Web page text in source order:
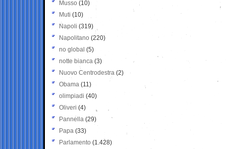
Musso (10)
Muti (10)
Napoli (319)
Napolitano (220)
no global (5)
notte bianca (3)
Nuovo Centrodestra (2)
Obama (11)
olimpiadi (40)
Oliveri (4)
Pannella (29)
Papa (33)
Parlamento (1.428)